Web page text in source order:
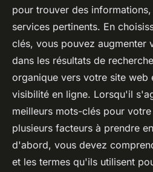
pour trouver des
services pertinents. En
clés, vous pouvez augmenter
dans les résultats de
organique vers votre site web
visibilité en ligne. Lorsqu'il
meilleurs mots-clés pour
plusieurs facteurs à prendre
d'abord, vous devez
et les termes qu'ils utilisent